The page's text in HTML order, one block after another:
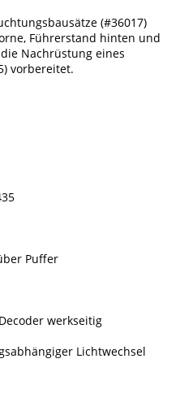
(#36017)
Führerstand hinten und
Nachrüstung eines
vorbereitet.
Puffer
werkseitig
Lichtwechsel